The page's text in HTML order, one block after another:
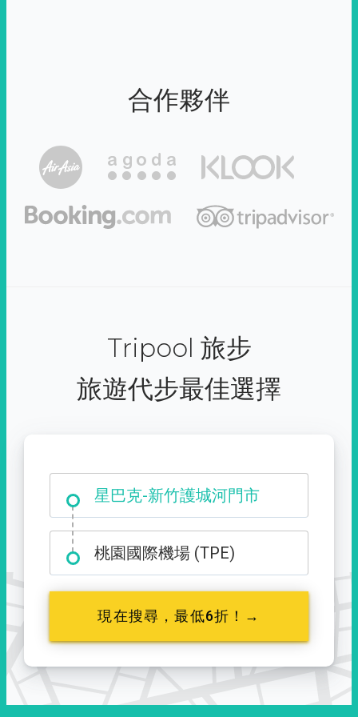
合作夥伴
Tripool 旅步
旅遊代步最佳選擇
星巴克-新竹護城河門市
大霸尖山登山口
桃園國際機場 (TPE)
現在搜尋，最低6折！→